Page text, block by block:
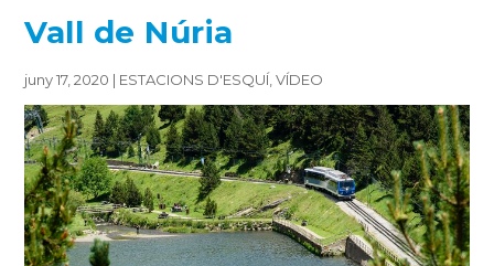
Vall de Núria
juny 17, 2020 | ESTACIONS D'ESQUÍ ,VÍDEO